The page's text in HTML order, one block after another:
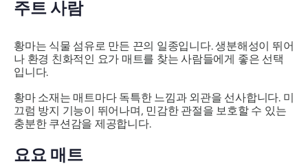
주트 사람
황마는 식물 섬유로 만든 끈의 일종입니다. 생분해성이 뛰어
나 환경 친화적인 요가 매트를 찾는 사람들에게 좋은 선택
입니다.
황마 소재는 매트마다 독특한 느낌과 외관을 선사합니다. 미
끄럼 방지 기능이 뛰어나며, 민감한 관절을 보호할 수 있는
충분한 쿠션감을 제공합니다.
요요 매트